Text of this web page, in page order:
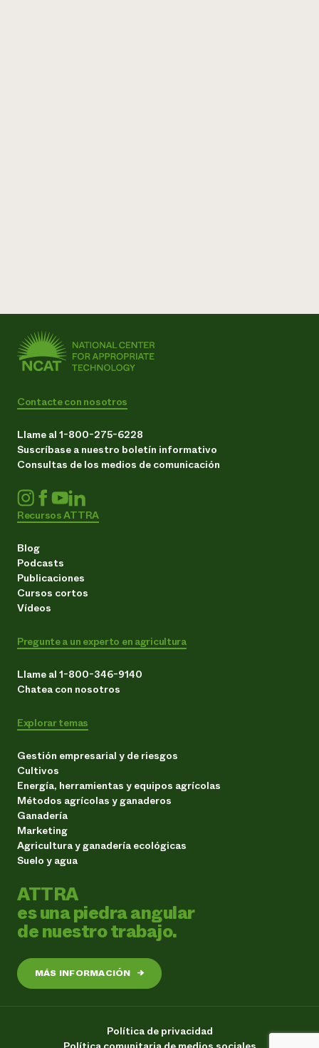
Contacte con nosotros
Llame al 1-800-275-6228
Suscríbase a nuestro boletín informativo
Consultas de los medios de comunicación
Recursos ATTRA
Blog
Podcasts
Publicaciones
Cursos cortos
Vídeos
Pregunte a un experto en agricultura
Llame al 1-800-346-9140
Chatea con nosotros
Explorar temas
Gestión empresarial y de riesgos
Cultivos
Energía, herramientas y equipos agrícolas
Métodos agrícolas y ganaderos
Ganadería
Marketing
Agricultura y ganadería ecológicas
Suelo y agua
ATTRA
es una piedra angular
de nuestro trabajo.
MÁS INFORMACIÓN →
Política de privacidad